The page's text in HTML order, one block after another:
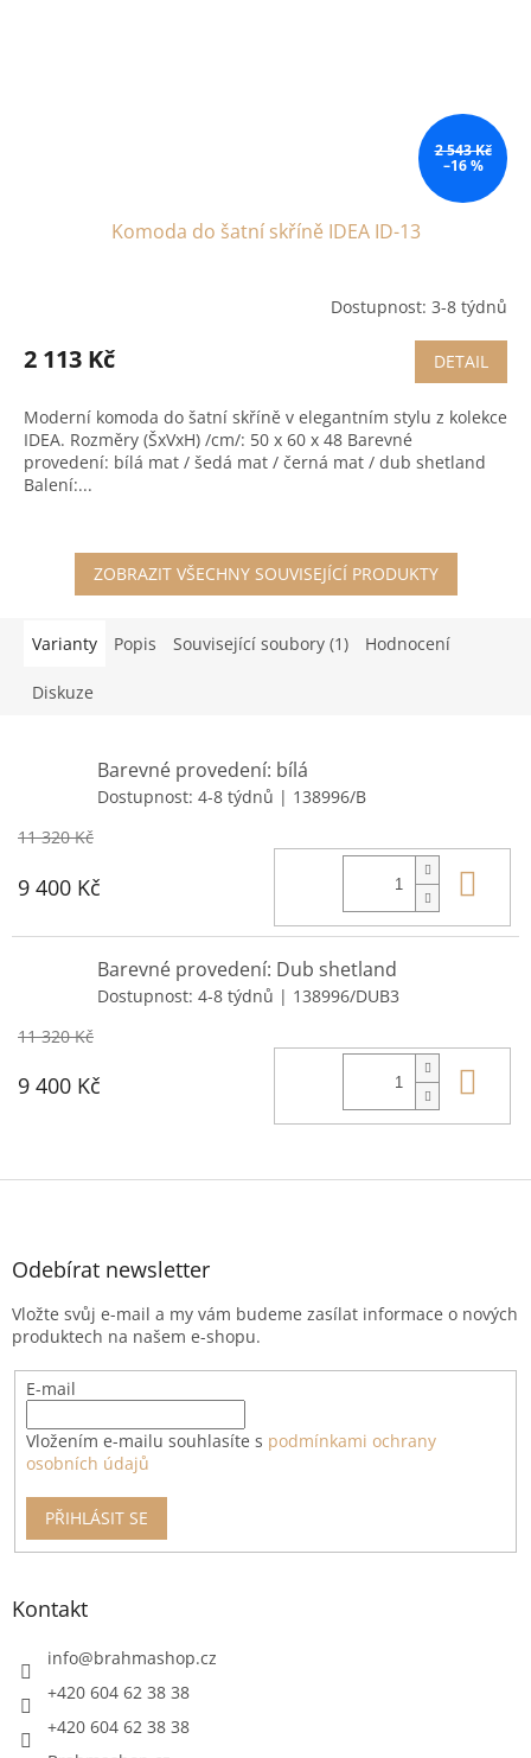
2 543 Kč
–16 %
Komoda do šatní skříně IDEA ID-13
Dostupnost: 3-8 týdnů
2 113 Kč DETAIL
Moderní komoda do šatní skříně v elegantním stylu z kolekce
IDEA. Rozměry (ŠxVxH) /cm/: 50 x 60 x 48 Barevné
provedení: bílá mat / šedá mat / černá mat / dub shetland
Balení:...
ZOBRAZIT VŠECHNY SOUVISEJÍCÍ PRODUKTY
Varianty Popis Související soubory (1) Hodnocení
Diskuze
Barevné provedení: bílá
Dostupnost: 4-8 týdnů | 138996/B
11 320 Kč
9 400 Kč
Barevné provedení: Dub shetland
Dostupnost: 4-8 týdnů | 138996/DUB3
11 320 Kč
9 400 Kč
Z
Odebírat newsletter
Vložte svůj e-mail a my vám budeme zasílat informace o nových
produktech na našem e-shopu.
E-mail
Vložením e-mailu souhlasíte s podmínkami ochrany
osobních údajů
PŘIHLÁSIT SE
Kontakt
info@brahmashop.cz
+420 604 62 38 38
+420 604 62 38 38